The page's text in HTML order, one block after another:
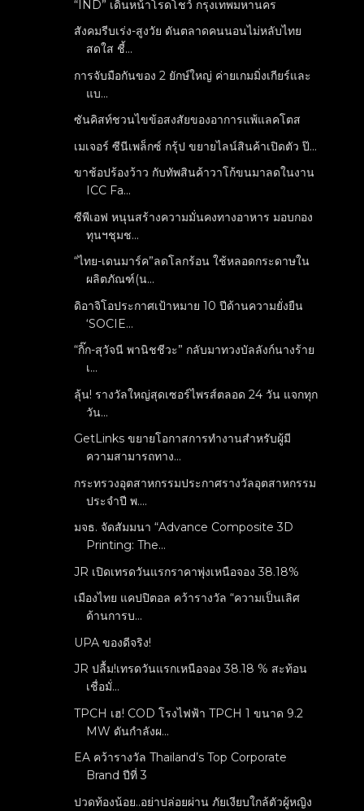
“IND” เดินหน้าโรดโชว์ กรุงเทพมหานคร
สังคมรีบเร่ง-สูงวัย ดันตลาดคนนอนไม่หลับไทย
สดใส ชี้...
การจับมือกันของ 2 ยักษ์ใหญ่ ค่ายเกมมิ่งเกียร์และ
แบ...
ซันคิสท์ชวนไขข้อสงสัยของอาการแพ้แลคโตส
เมเจอร์ ซีนีเพล็กซ์ กรุ้ป ขยายไลน์สินค้าเปิดตัว ป๊...
ขาช้อปร้องว้าว กับทัพสินค้าวาโก้ขนมาลดในงาน
ICC Fa...
ซีพีเอฟ หนุนสร้างความมั่นคงทางอาหาร มอบกอง
ทุนฯชุมช...
“ไทย-เดนมาร์ค”ลดโลกร้อน ใช้หลอดกระดาษใน
ผลิตภัณฑ์(น...
ดิอาจิโอประกาศเป้าหมาย 10 ปีด้านความยั่งยืน
‘SOCIE...
“กิ๊ก-สุวัจนี พานิชชีวะ” กลับมาทวงบัลลังก์นางร้าย
เ...
ลุ้น! รางวัลใหญ่สุดเซอร์ไพรส์ตลอด 24 วัน แจกทุก
วัน...
GetLinks ขยายโอกาสการทำงานสำหรับผู้มี
ความสามารถทาง...
กระทรวงอุตสาหกรรมประกาศรางวัลอุตสาหกรรม
ประจำปี พ....
มจธ. จัดสัมมนา “Advance Composite 3D
Printing: The...
JR เปิดเทรดวันแรกราคาพุ่งเหนือจอง 38.18%
เมืองไทย แคปปิตอล คว้ารางวัล “ความเป็นเลิศ
ด้านการบ...
UPA ของดีจริง!
JR ปลื้ม!เทรดวันแรกเหนือจอง 38.18 % สะท้อน
เชื่อมั่...
TPCH เฮ! COD โรงไฟฟ้า TPCH 1 ขนาด 9.2
MW ดันกำลังผ...
EA คว้ารางวัล Thailand’s Top Corporate
Brand ปีที่ 3
ปวดท้องน้อย..อย่าปล่อยผ่าน ภัยเงียบใกล้ตัวผู้หญิง